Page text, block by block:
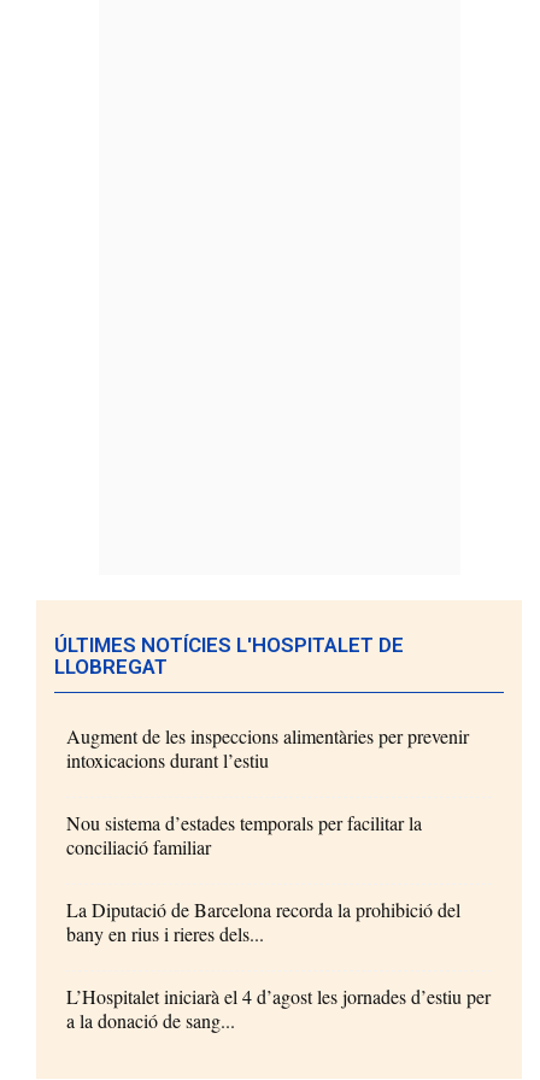
ÚLTIMES NOTÍCIES L'HOSPITALET DE
LLOBREGAT
Augment de les inspeccions alimentàries per prevenir
intoxicacions durant l’estiu
Nou sistema d’estades temporals per facilitar la
conciliació familiar
La Diputació de Barcelona recorda la prohibició del
bany en rius i rieres dels...
L’Hospitalet iniciarà el 4 d’agost les jornades d’estiu per
a la donació de sang...